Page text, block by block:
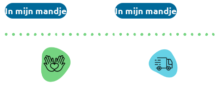
In mijn mandje In mijn mandje